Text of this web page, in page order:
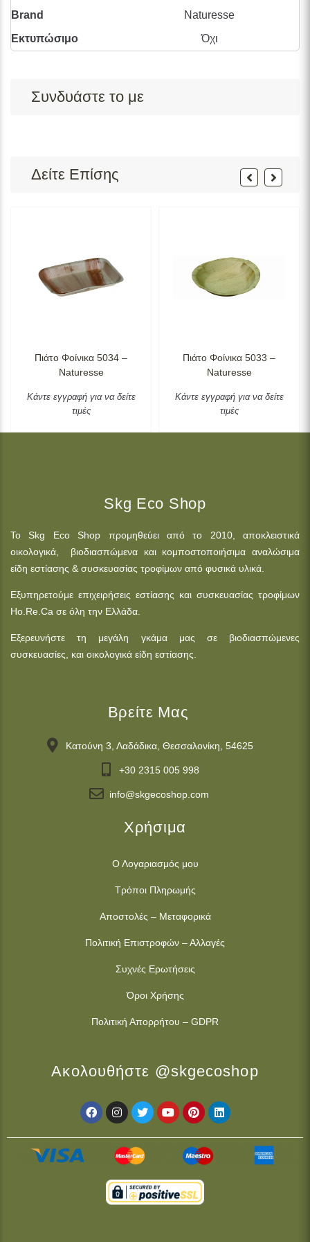
Brand
Naturesse
Εκτυπώσιμο
Όχι
Συνδυάστε το με
Δείτε Επίσης
Πιάτο Φοίνικα 5034 –
Naturesse
Κάντε εγγραφή για να δείτε
τιμές
Πιάτο Φοίνικα 5033 –
Naturesse
Κάντε εγγραφή για να δείτε
τιμές
Skg Eco Shop
Το Skg Eco Shop προμηθεύει από το 2010, αποκλειστικά
οικολογικά, βιοδιασπώμενα και κομποστοποιήσιμα αναλώσιμα
είδη εστίασης & συσκευασίας τροφίμων από φυσικά υλικά.
Εξυπηρετούμε επιχειρήσεις εστίασης και συσκευασίας τροφίμων
Ho.Re.Ca σε όλη την Ελλάδα.
Εξερευνήστε τη μεγάλη γκάμα μας σε βιοδιασπώμενες
συσκευασίες, και οικολογικά είδη εστίασης.
Βρείτε Μας
Κατούνη 3, Λαδάδικα, Θεσσαλονίκη, 54625
+30 2315 005 998
info@skgecoshop.com
Χρήσιμα
Ο Λογαριασμός μου
Τρόποι Πληρωμής
Αποστολές – Μεταφορικά
Πολιτική Επιστροφών – Αλλαγές
Συχνές Ερωτήσεις
Όροι Χρήσης
Πολιτική Απορρήτου – GDPR
Ακολουθήστε @skgecoshop